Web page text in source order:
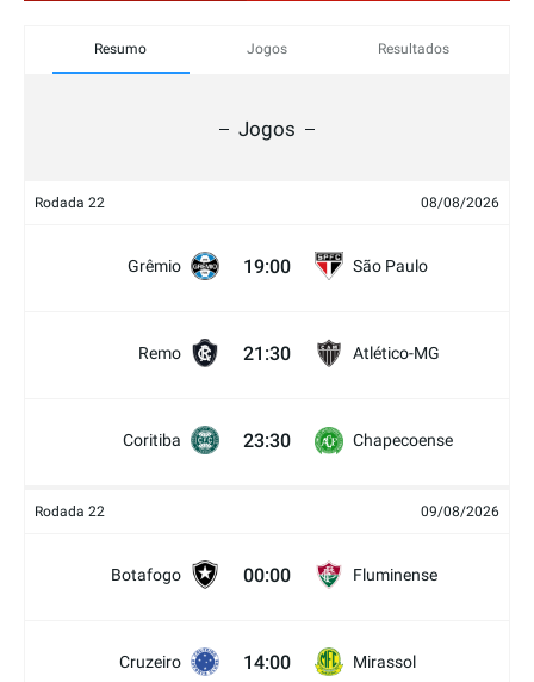
Resumo Jogos Resultados
Jogos
Rodada 22 08/08/2026
Grêmio 19:00 São Paulo
Remo 21:30 Atlético-MG
Coritiba 23:30 Chapecoense
Rodada 22 09/08/2026
Botafogo 00:00 Fluminense
Cruzeiro 14:00 Mirassol